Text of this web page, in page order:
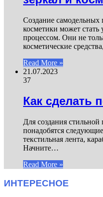
Создание самодельных
косметики может
процессом. Они не
косметические
Read More »
21.07.2023
37
Как сделать
Для создания
понадобятся
текстильная лента,
Начните…
Read More »
ИНТЕРЕСНОЕ